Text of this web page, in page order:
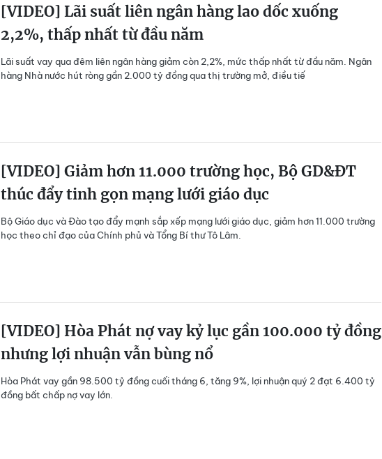
[VIDEO] Lãi suất liên ngân hàng lao dốc xuống
2,2%, thấp nhất từ đầu năm
Lãi suất vay qua đêm liên ngân hàng giảm còn 2,2%, mức thấp nhất từ đầu năm. Ngân
hàng Nhà nước hút ròng gần 2.000 tỷ đồng qua thị trường mở, điều tiế
[VIDEO] Giảm hơn 11.000 trường học, Bộ GD&ĐT
thúc đẩy tinh gọn mạng lưới giáo dục
Bộ Giáo dục và Đào tạo đẩy mạnh sắp xếp mạng lưới giáo dục, giảm hơn 11.000 trường
học theo chỉ đạo của Chính phủ và Tổng Bí thư Tô Lâm.
[VIDEO] Hòa Phát nợ vay kỷ lục gần 100.000 tỷ đồng
nhưng lợi nhuận vẫn bùng nổ
Hòa Phát vay gần 98.500 tỷ đồng cuối tháng 6, tăng 9%, lợi nhuận quý 2 đạt 6.400 tỷ
đồng bất chấp nợ vay lớn.